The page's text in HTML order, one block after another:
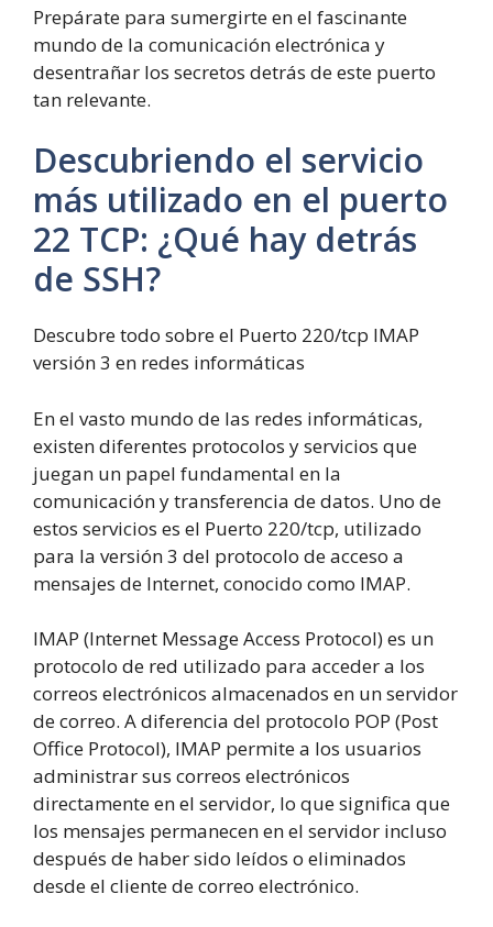
Prepárate para sumergirte en el fascinante
mundo de la comunicación electrónica y
desentrañar los secretos detrás de este puerto
tan relevante.
Descubriendo el servicio
más utilizado en el puerto
22 TCP: ¿Qué hay detrás
de SSH?
Descubre todo sobre el Puerto 220/tcp IMAP
versión 3 en redes informáticas
En el vasto mundo de las redes informáticas,
existen diferentes protocolos y servicios que
juegan un papel fundamental en la
comunicación y transferencia de datos. Uno de
estos servicios es el Puerto 220/tcp, utilizado
para la versión 3 del protocolo de acceso a
mensajes de Internet, conocido como IMAP.
IMAP (Internet Message Access Protocol) es un
protocolo de red utilizado para acceder a los
correos electrónicos almacenados en un servidor
de correo. A diferencia del protocolo POP (Post
Office Protocol), IMAP permite a los usuarios
administrar sus correos electrónicos
directamente en el servidor, lo que significa que
los mensajes permanecen en el servidor incluso
después de haber sido leídos o eliminados
desde el cliente de correo electrónico.